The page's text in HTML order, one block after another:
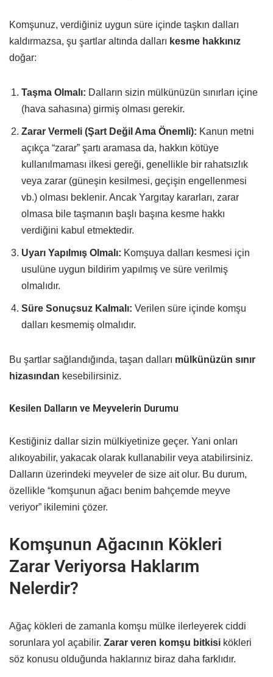
Komşunuz, verdiğiniz uygun süre içinde taşkın dalları
kaldırmazsa, şu şartlar altında dalları kesme hakkınız
doğar:
Taşma Olmalı: Dalların sizin mülkünüzün sınırları içine
(hava sahasına) girmiş olması gerekir.
Zarar Vermeli (Şart Değil Ama Önemli): Kanun metni
açıkça “zarar” şartı aramasa da, hakkın kötüye
kullanılmaması ilkesi gereği, genellikle bir rahatsızlık
veya zarar (güneşin kesilmesi, geçişin engellenmesi
vb.) olması beklenir. Ancak Yargıtay kararları, zarar
olmasa bile taşmanın başlı başına kesme hakkı
verdiğini kabul etmektedir.
Uyarı Yapılmış Olmalı: Komşuya dalları kesmesi için
usulüne uygun bildirim yapılmış ve süre verilmiş
olmalıdır.
Süre Sonuçsuz Kalmalı: Verilen süre içinde komşu
dalları kesmemiş olmalıdır.
Bu şartlar sağlandığında, taşan dalları mülkünüzün sınır
hizasından kesebilirsiniz.
Kesilen Dalların ve Meyvelerin Durumu
Kestiğiniz dallar sizin mülkiyetinize geçer. Yani onları
alıkoyabilir, yakacak olarak kullanabilir veya atabilirsiniz.
Dalların üzerindeki meyveler de size ait olur. Bu durum,
özellikle “komşunun ağacı benim bahçemde meyve
veriyor” ikilemini çözer.
Komşunun Ağacının Kökleri
Zarar Veriyorsa Haklarım
Nelerdir?
Ağaç kökleri de zamanla komşu mülke ilerleyerek ciddi
sorunlara yol açabilir. Zarar veren komşu bitkisi kökleri
söz konusu olduğunda haklarınız biraz daha farklıdır.